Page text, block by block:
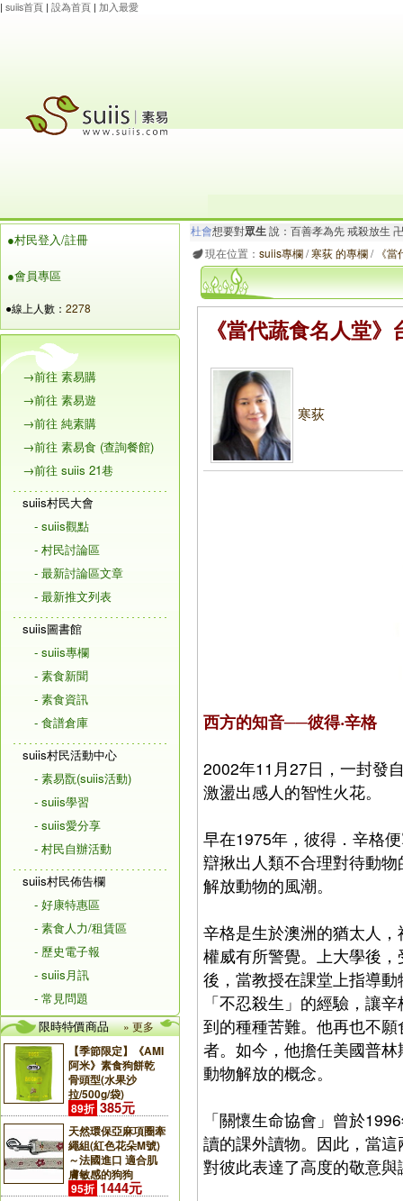
| suiis首頁 | 設為首頁 | 加入最愛
●村民登入/註冊
●會員專區
●線上人數： 2278
→前往 素易購
→前往 素易遊
→前往 純素購
→前往 素易食 (查詢餐館)
→前往 suiis 21巷
suiis村民大會
- suiis觀點
- 村民討論區
- 最新討論區文章
- 最新推文列表
suiis圖書館
- suiis專欄
- 素食新聞
- 素食資訊
- 食譜倉庫
suiis村民活動中心
- 素易翫(suiis活動)
- suiis學習
- suiis愛分享
- 村民自辦活動
suiis村民佈告欄
- 好康特惠區
- 素食人力/租賃區
- 歷史電子報
- suiis月訊
- 常見問題
限時特價商品
» 更多
【季節限定】《AMI
阿米》素食狗餅乾
骨頭型(水果沙
拉/500g/袋)
89折 385元
天然環保亞麻項圈牽
繩組(紅色花朵M號)
～法國進口 適合肌
膚敏感的狗狗
95折 1444元
杜會想要對眾生說：百善孝為先 戒殺放生
張海銘想要對大家 說：卍南無觀世音菩薩
現在位置： suiis專欄/寒荻 的專欄/ 《
《當代蔬食名人堂
寒荻
西方的知音──彼得‧辛格
2002年11月27日，一封發
激盪出感人的智性火花。
早在1975年，彼得．辛格
辯揪出人類不合理對待動
解放動物的風潮。
辛格是生於澳洲的猶太人
權威有所警覺。上大學後
後，當教授在課堂上指導
「不忍殺生」的經驗，讓
到的種種苦難。他再也不
者。如今，他擔任美國普
動物解放的概念。
「關懷生命協會」曾於
讀的課外讀物。因此，當
對彼此表達了高度的敬意與